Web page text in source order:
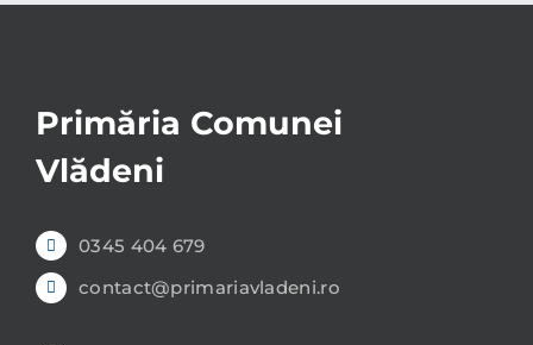
Primăria Comunei
Vlădeni
0345 404 679
contact@primariavladeni.ro